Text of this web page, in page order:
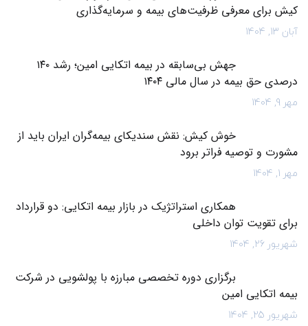
کیش برای معرفی ظرفیت‌های بیمه و سرمایه‌گذاری
آبان 13, 1404
جهش بی‌سابقه در بیمه اتکایی امین؛ رشد ۱۴۰
درصدی حق بیمه در سال مالی ۱۴۰۴
مهر 9, 1404
خوش کیش: نقش سندیکای بیمه‌گران ایران باید از
مشورت و توصیه فراتر برود
مهر 1, 1404
همکاری استراتژیک در بازار بیمه اتکایی: دو قرارداد
برای تقویت توان داخلی
شهریور 26, 1404
برگزاری دوره تخصصی مبارزه با پولشویی در شرکت
بیمه اتکایی امین
شهریور 25, 1404